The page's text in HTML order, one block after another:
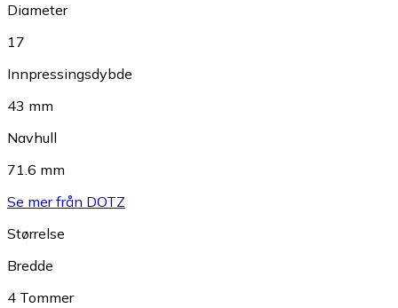
Diameter
17
Innpressingsdybde
43 mm
Navhull
71.6 mm
Se mer från DOTZ
Størrelse
Bredde
4 Tommer